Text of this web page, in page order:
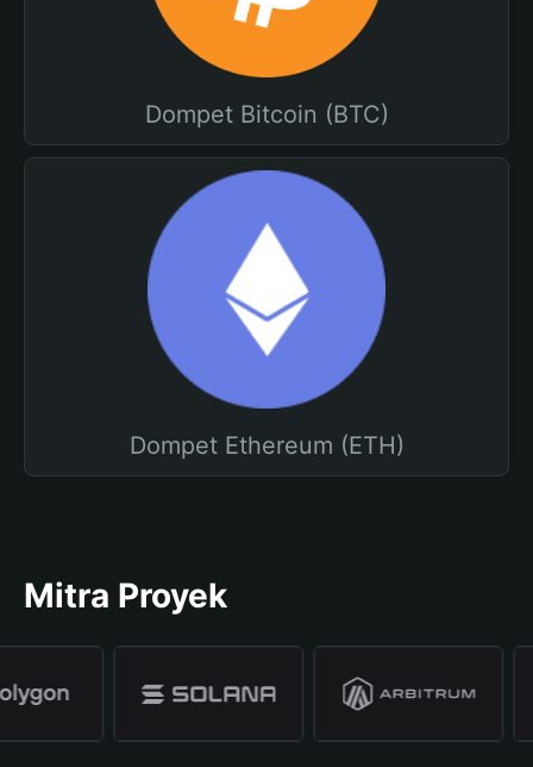
Dompet Bitcoin (BTC)
Dompet Ethereum (ETH)
Mitra Proyek